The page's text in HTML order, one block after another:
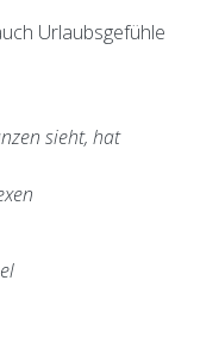
Urlaubsgefühle
sieht, hat